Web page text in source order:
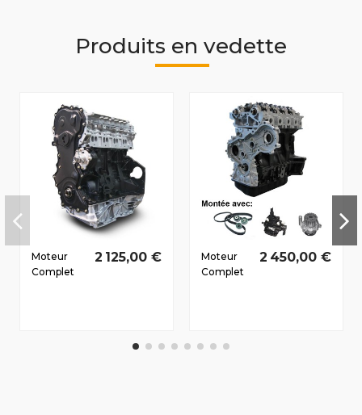
Produits en vedette
Moteur
Complet
2 125,00 €
Moteur
Complet
G9U750
2 450,00 €